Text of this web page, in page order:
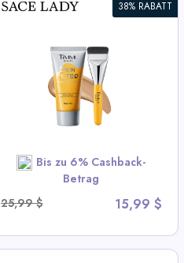
38% RABATT
Bis zu 6% Cashback-
Betrag
25,99 $
15,99 $
Wimperntusche (KAUF 1
BEKOMM 1 KOSTENLOS)
View All Sace Lady Deals
SHOP NOW